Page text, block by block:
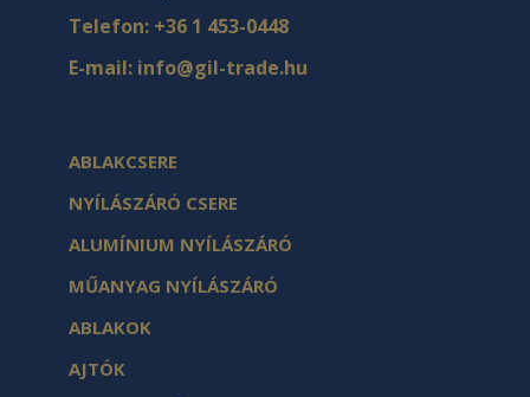
Telefon: +36 1 453-0448
E-mail: info@gil-trade.hu
ABLAKCSERE
NYÍLÁSZÁRÓ CSERE
ALUMÍNIUM NYÍLÁSZÁRÓ
MŰANYAG NYÍLÁSZÁRÓ
ABLAKOK
AJTÓK